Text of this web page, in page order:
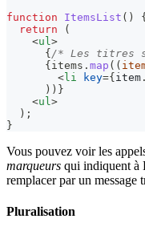
function
ItemsList ( )
{
return
(
<ul >
{ /* Les titres
{ items . map ( (
<li key={ item .
) ) }
<ul >
  );
}
Vous pouvez voir les
marqueurs qui indiquent à
remplacer par un message
Pluralisation